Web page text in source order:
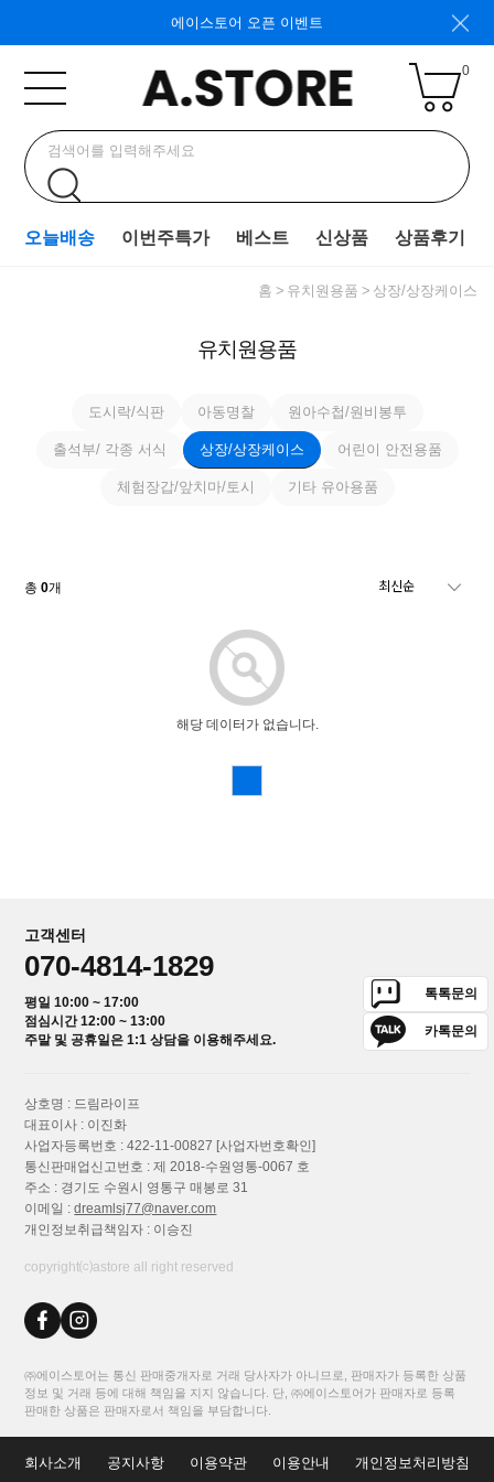
에이스토어 오픈 이벤트
0
오늘배송 이번주특가 베스트 신상품 상품후기
홈 유치원용품 상장/상장케이스
유치원용품
도시락/식판 아동명찰 원아수첩/원비봉투
출석부/ 각종 서식 상장/상장케이스 어린이 안전용품
체험장갑/앞치마/토시 기타 유아용품
총0개
해당 데이터가 없습니다.
고객센터
070-4814-1829
평일 10:00 ~ 17:00
점심시간 12:00 ~ 13:00
주말 및 공휴일은 1:1 상담을 이용해주세요.
톡톡문의
카톡문의
상호명 : 드림라이프
대표이사 : 이진화
사업자등록번호 : 422-11-00827 [사업자번호확인]
통신판매업신고번호 : 제 2018-수원영통-0067 호
주소 : 경기도 수원시 영통구 매봉로 31
이메일 :dreamlsj77@naver.com
개인정보취급책임자 : 이승진
copyright⒞astore all right reserved
㈜에이스토어는 통신 판매중개자로 거래 당사자가 아니므로, 판매자가 등록한 상품
정보 및 거래 등에 대해 책임을 지지 않습니다. 단, ㈜에이스토어가 판매자로 등록
판매한 상품은 판매자로서 책임을 부담합니다.
회사소개 공지사항 이용약관 이용안내 개인정보처리방침